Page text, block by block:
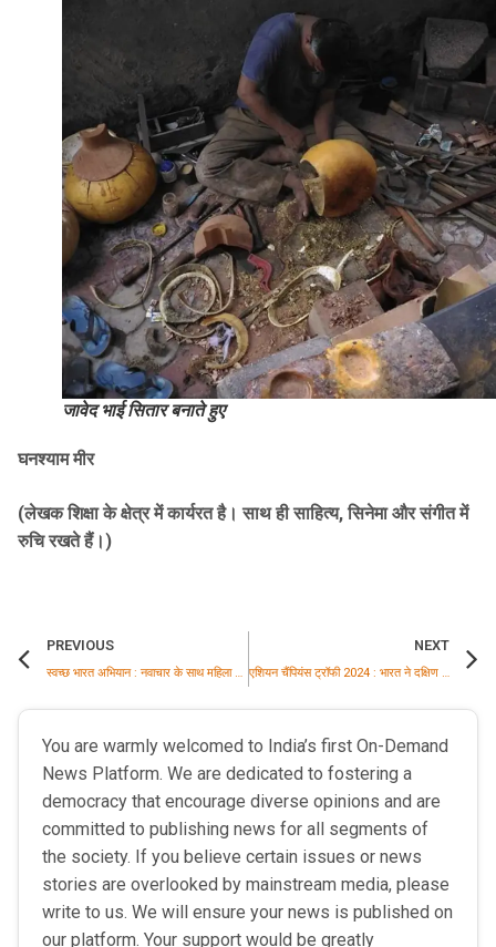
जावेद भाई सितार बनाते हुए
घनश्याम मीर
(लेखक शिक्षा के क्षेत्र में कार्यरत है। साथ ही साहित्य, सिनेमा और संगीत में
रुचि रखते हैं।)
PREVIOUS
स्वच्छ भारत अभियान : नवाचार के साथ महिला स्वच्छता में बदलाव
NEXT
एशियन चैंपियंस ट्रॉफी 2024 : भारत ने दक्षिण कोरिया को 4-1 से हराकर फाइनल में बनाई जगह
You are warmly welcomed to India’s first On-Demand
News Platform. We are dedicated to fostering a
democracy that encourage diverse opinions and are
committed to publishing news for all segments of
the society. If you believe certain issues or news
stories are overlooked by mainstream media, please
write to us. We will ensure your news is published on
our platform. Your support would be greatly